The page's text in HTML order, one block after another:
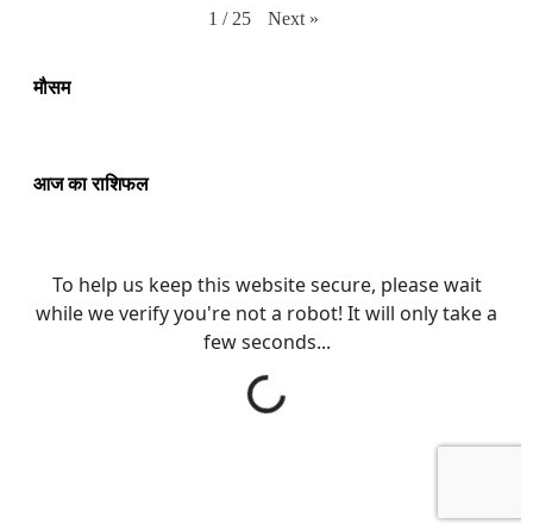
1 / 25 Next »
मौसम
आज का राशिफल